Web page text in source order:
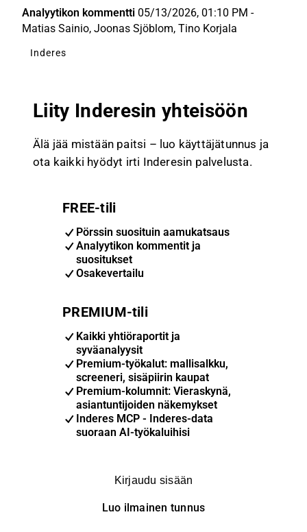
Analyytikon kommentti 05/13/2026, 01:10 PM -
Matias Sainio, Joonas Sjöblom, Tino Korjala
Inderes
Liity Inderesin yhteisöön
Älä jää mistään paitsi – luo käyttäjätunnus ja
ota kaikki hyödyt irti Inderesin palvelusta.
FREE-tili
Pörssin suosituin aamukatsaus
Analyytikon kommentit ja
suositukset
Osakevertailu
PREMIUM-tili
Kaikki yhtiöraportit ja
syväanalyysit
Premium-työkalut: mallisalkku,
screeneri, sisäpiirin kaupat
Premium-kolumnit: Vieraskynä,
asiantuntijoiden näkemykset
Inderes MCP - Inderes-data
suoraan AI-työkaluihisi
Kirjaudu sisään
Luo ilmainen tunnus